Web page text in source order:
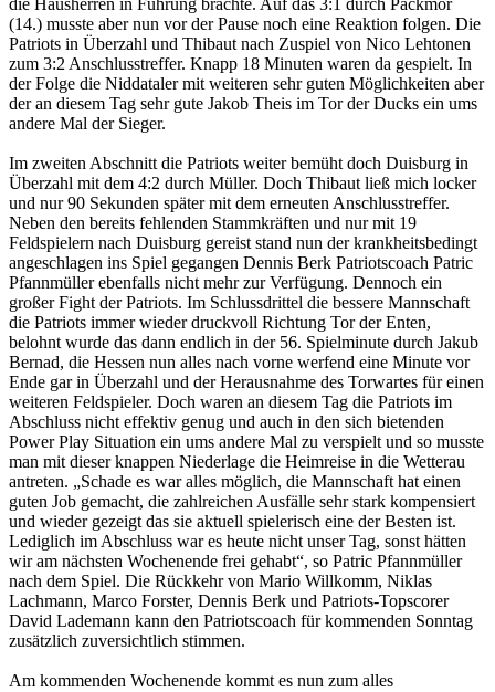
die Hausherren in Führung brachte. Auf das 3:1 durch Packmor
(14.) musste aber nun vor der Pause noch eine Reaktion folgen. Die
Patriots in Überzahl und Thibaut nach Zuspiel von Nico Lehtonen
zum 3:2 Anschlusstreffer. Knapp 18 Minuten waren da gespielt. In
der Folge die Niddataler mit weiteren sehr guten Möglichkeiten aber
der an diesem Tag sehr gute Jakob Theis im Tor der Ducks ein ums
andere Mal der Sieger.
Im zweiten Abschnitt die Patriots weiter bemüht doch Duisburg in
Überzahl mit dem 4:2 durch Müller. Doch Thibaut ließ mich locker
und nur 90 Sekunden später mit dem erneuten Anschlusstreffer.
Neben den bereits fehlenden Stammkräften und nur mit 19
Feldspielern nach Duisburg gereist stand nun der krankheitsbedingt
angeschlagen ins Spiel gegangen Dennis Berk Patriotscoach Patric
Pfannmüller ebenfalls nicht mehr zur Verfügung. Dennoch ein
großer Fight der Patriots. Im Schlussdrittel die bessere Mannschaft
die Patriots immer wieder druckvoll Richtung Tor der Enten,
belohnt wurde das dann endlich in der 56. Spielminute durch Jakub
Bernad, die Hessen nun alles nach vorne werfend eine Minute vor
Ende gar in Überzahl und der Herausnahme des Torwartes für einen
weiteren Feldspieler. Doch waren an diesem Tag die Patriots im
Abschluss nicht effektiv genug und auch in den sich bietenden
Power Play Situation ein ums andere Mal zu verspielt und so musste
man mit dieser knappen Niederlage die Heimreise in die Wetterau
antreten. „Schade es war alles möglich, die Mannschaft hat einen
guten Job gemacht, die zahlreichen Ausfälle sehr stark kompensiert
und wieder gezeigt das sie aktuell spielerisch eine der Besten ist.
Lediglich im Abschluss war es heute nicht unser Tag, sonst hätten
wir am nächsten Wochenende frei gehabt“, so Patric Pfannmüller
nach dem Spiel. Die Rückkehr von Mario Willkomm, Niklas
Lachmann, Marco Forster, Dennis Berk und Patriots-Topscorer
David Lademann kann den Patriotscoach für kommenden Sonntag
zusätzlich zuversichtlich stimmen.
Am kommenden Wochenende kommt es nun zum alles